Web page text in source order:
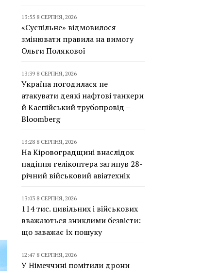
13:55 8 СЕРПНЯ, 2026
«Суспільне» відмовилося
змінювати правила на вимогу
Ольги Полякової
13:39 8 СЕРПНЯ, 2026
Україна погодилася не
атакувати деякі нафтові танкери
й Каспійський трубопровід –
Bloomberg
13:28 8 СЕРПНЯ, 2026
На Кіровоградщині внаслідок
падіння гелікоптера загинув 28-
річний військовий авіатехнік
13:03 8 СЕРПНЯ, 2026
114 тис. цивільних і військових
вважаються зниклими безвісти:
що заважає їх пошуку
12:47 8 СЕРПНЯ, 2026
У Німеччині помітили дрони